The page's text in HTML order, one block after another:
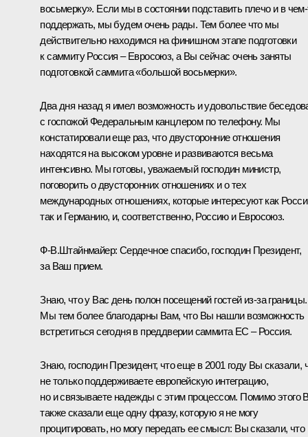
восьмерку». Если мы в состоянии подставить плечо и в
поддержать, мы будем очень рады. Тем более что мы
действительно находимся на финишном этапе подготовки
к саммиту Россия – Евросоюз, а Вы сейчас очень заняты
подготовкой саммита «большой восьмерки».
Два дня назад я имел возможность и удовольствие
с госпожой Федеральным канцлером по телефону. Мы
констатировали еще раз, что двусторонние отношения
находятся на высоком уровне и развиваются весьма
интенсивно. Мы готовы, уважаемый господин министр,
поговорить о двусторонних отношениях и о тех
международных отношениях, которые интересуют как
так и Германию, и, соответственно, Россию и Евросоюз.
Ф-В.Штайнмайер: Сердечное спасибо, господин Президент,
за Ваш прием.
Знаю, что у Вас день полон посещений гостей из‑за границы.
Мы тем более благодарны Вам, что Вы нашли возможность
встретиться сегодня в преддверии саммита ЕС – Россия.
Знаю, господин Президент, что еще в 2001 году Вы сказали,
не только поддерживаете европейскую интеграцию,
но и связываете надежды с этим процессом. Помимо этого
также сказали еще одну фразу, которую я не могу
процитировать, но могу передать ее смысл: Вы сказали,